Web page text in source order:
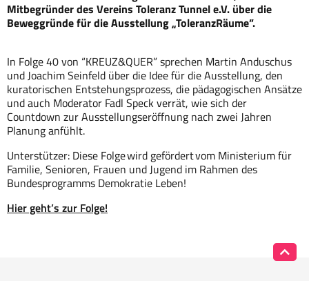
Mitbegründer des Vereins Toleranz Tunnel e.V. über die
Beweggründe für die Ausstellung „ToleranzRäume”.
In Folge 40 von “KREUZ&QUER” sprechen Martin Anduschus
und Joachim Seinfeld über die Idee für die Ausstellung, den
kuratorischen Entstehungsprozess, die pädagogischen Ansätze
und auch Moderator Fadl Speck verrät, wie sich der
Countdown zur Ausstellungseröffnung nach zwei Jahren
Planung anfühlt.
Unterstützer: Diese Folge wird gefördert vom Ministerium für
Familie, Senioren, Frauen und Jugend im Rahmen des
Bundesprogramms Demokratie Leben!
Hier geht’s zur Folge!